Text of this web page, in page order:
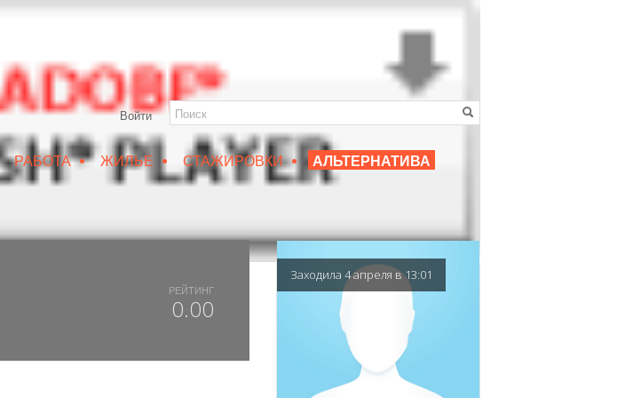
Войти
РАБОТА • ЖИЛЬЕ • СТАЖИРОВКИ • АЛЬТЕРНАТИВА
| DUX 20-19 ДОСТУПНЫЙ ВОРОНЕЖ | ЛЮБИМЫЙ ПРЕПОДАВАТЕЛЬ
РЕЙТИНГ
0.00
Заходила 4 апреля в 13:01